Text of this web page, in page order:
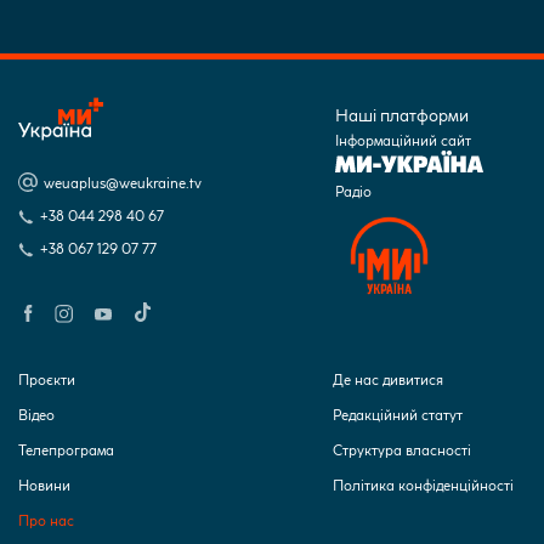
Наші платформи
Інформаційний сайт
Радіо
weuaplus@weukraine.tv
+38 044 298 40 67
+38 067 129 07 77
Проєкти
Відео
Телепрограма
Новини
Про нас
Де нас дивитися
Редакційний статут
Структура власності
Політика конфіденційності